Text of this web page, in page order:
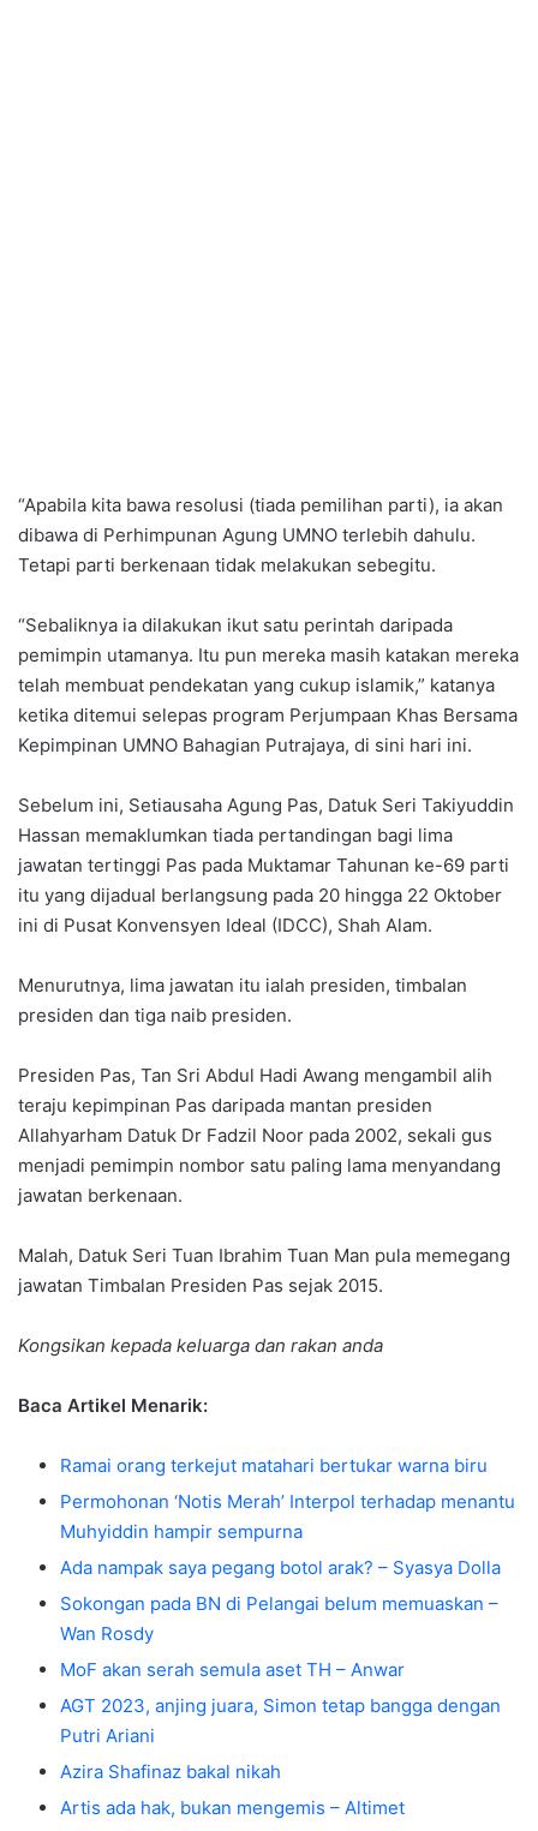
“Apabila kita bawa resolusi (tiada pemilihan parti), ia akan
dibawa di Perhimpunan Agung UMNO terlebih dahulu.
Tetapi parti berkenaan tidak melakukan sebegitu.
“Sebaliknya ia dilakukan ikut satu perintah daripada
pemimpin utamanya. Itu pun mereka masih katakan mereka
telah membuat pendekatan yang cukup islamik,” katanya
ketika ditemui selepas program Perjumpaan Khas Bersama
Kepimpinan UMNO Bahagian Putrajaya, di sini hari ini.
Sebelum ini, Setiausaha Agung Pas, Datuk Seri Takiyuddin
Hassan memaklumkan tiada pertandingan bagi lima
jawatan tertinggi Pas pada Muktamar Tahunan ke-69 parti
itu yang dijadual berlangsung pada 20 hingga 22 Oktober
ini di Pusat Konvensyen Ideal (IDCC), Shah Alam.
Menurutnya, lima jawatan itu ialah presiden, timbalan
presiden dan tiga naib presiden.
Presiden Pas, Tan Sri Abdul Hadi Awang mengambil alih
teraju kepimpinan Pas daripada mantan presiden
Allahyarham Datuk Dr Fadzil Noor pada 2002, sekali gus
menjadi pemimpin nombor satu paling lama menyandang
jawatan berkenaan.
Malah, Datuk Seri Tuan Ibrahim Tuan Man pula memegang
jawatan Timbalan Presiden Pas sejak 2015.
Kongsikan kepada keluarga dan rakan anda
Baca Artikel Menarik:
Ramai orang terkejut matahari bertukar warna biru
Permohonan ‘Notis Merah’ Interpol terhadap menantu
Muhyiddin hampir sempurna
Ada nampak saya pegang botol arak? – Syasya Dolla
Sokongan pada BN di Pelangai belum memuaskan –
Wan Rosdy
MoF akan serah semula aset TH – Anwar
AGT 2023, anjing juara, Simon tetap bangga dengan
Putri Ariani
Azira Shafinaz bakal nikah
Artis ada hak, bukan mengemis – Altimet